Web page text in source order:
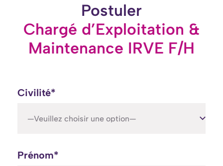
Postuler
Chargé d’Exploitation &
Maintenance IRVE F/H
Civilité*
—Veuillez choisir une option—
Prénom*